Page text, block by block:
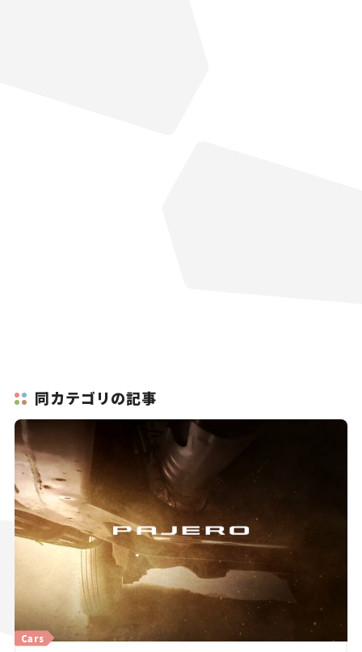
同カテゴリの記事
Cars